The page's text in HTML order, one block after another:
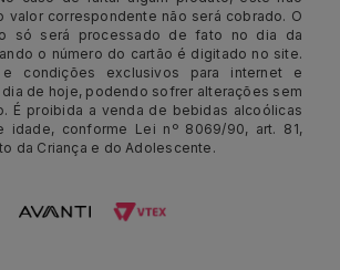
valor correspondente não será cobrado. O
só será processado de fato no dia da
o número do cartão é digitado no site.
condições exclusivos para internet e
de hoje, podendo sofrer alterações sem
É proibida a venda de bebidas alcoólicas
idade, conforme Lei nº 8069/90, art. 81,
da Criança e do Adolescente.